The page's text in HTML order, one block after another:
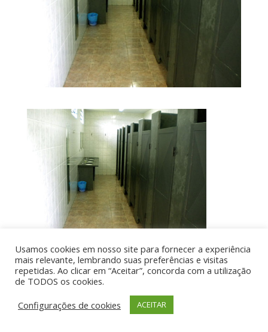
Por aí de Barraca - direitos reservados - Desenvolvido
por UIA WEB
Usamos cookies em nosso site para fornecer a experiência
mais relevante, lembrando suas preferências e visitas
repetidas. Ao clicar em “Aceitar”, concorda com a utilização
de TODOS os cookies.
Configurações de cookies
ACEITAR